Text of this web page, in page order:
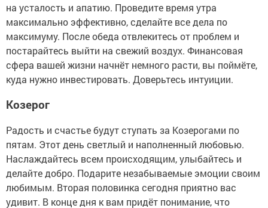
на усталость и апатию. Проведите время утра
максимально эффективно, сделайте все дела по
максимуму. После обеда отвлекитесь от проблем и
постарайтесь выйти на свежий воздух. Финансовая
сфера вашей жизни начнёт немного расти, вы поймёте,
куда нужно инвестировать. Доверьтесь интуиции.
Козерог
Радость и счастье будут ступать за Козерогами по
пятам. Этот день светлый и наполненный любовью.
Наслаждайтесь всем происходящим, улыбайтесь и
делайте добро. Подарите незабываемые эмоции своим
любимым. Вторая половинка сегодня приятно вас
удивит. В конце дня к вам придёт понимание, что